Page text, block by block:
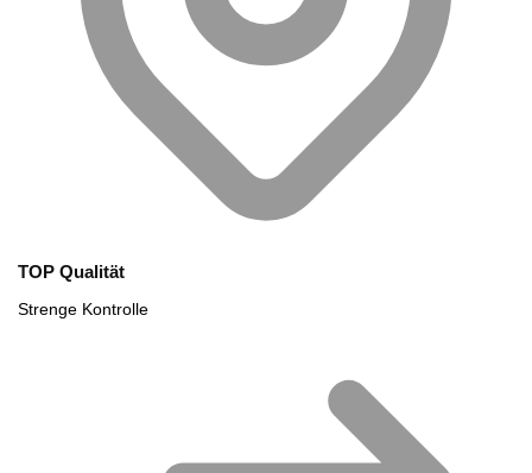
TOP Qualität
Strenge Kontrolle